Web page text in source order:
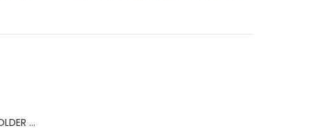
BERNS ACR.RING HOLDER 180*120MM FOR 9 RINGS